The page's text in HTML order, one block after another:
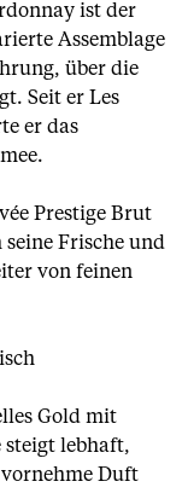
ist der
Assemblage
über die
Seit er Les
er das
Prestige Brut
Frische und
von feinen
Gold mit
steigt lebhaft,
Duft